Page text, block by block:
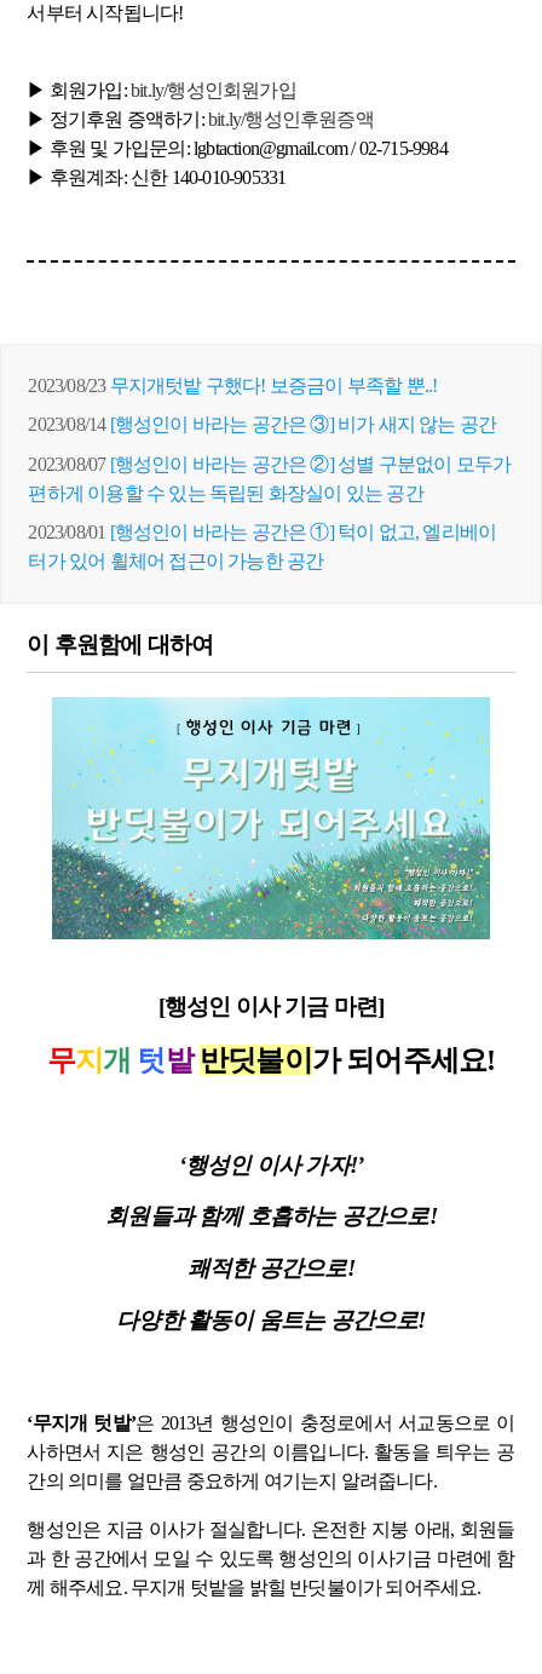
서부터 시작됩니다!
▶ 회원가입:bit.ly/행성인회원가입
▶ 정기후원 증액하기:bit.ly/행성인후원증액
▶ 후원 및 가입문의: lgbtaction@gmail.com / 02-715-9984
▶ 후원계좌: 신한 140-010-905331
2023/08/23 무지개텃밭 구했다! 보증금이 부족할 뿐..!
2023/08/14 [행성인이 바라는 공간은 ③] 비가 새지 않는 공간
2023/08/07 [행성인이 바라는 공간은 ②] 성별 구분없이 모두가
편하게 이용할 수 있는 독립된 화장실이 있는 공간
2023/08/01 [행성인이 바라는 공간은 ①] 턱이 없고, 엘리베이
터가 있어 휠체어 접근이 가능한 공간
이 후원함에 대하여
[행성인 이사 기금 마련]
무지 개 텃밭 반딧불이 가 되어주세요!
‘행성인 이사 가자!’
회원들과 함께 호흡하는 공간으로!
쾌적한 공간으로!
다양한 활동이 움트는 공간으로!
‘무지개 텃밭’은 2013년 행성인이 충정로에서 서교동으로 이
사하면서 지은 행성인 공간의 이름입니다. 활동을 틔우는 공
간의 의미를 얼만큼 중요하게 여기는지 알려줍니다.
행성인은 지금 이사가 절실합니다. 온전한 지붕 아래, 회원들
과 한 공간에서 모일 수 있도록 행성인의 이사기금 마련에 함
께 해주세요. 무지개 텃밭을 밝힐 반딧불이가 되어주세요.